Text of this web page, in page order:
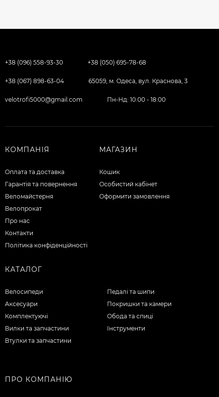
+38 (096) 558-93-30 +38 (050) 695-78-68
+38 (067) 898-63-04 65059, м. Одеса, вул. Краснова, 3
velotrofi5000@gmail.com Пн-Нд: 10:00 - 18:00
КОМПАНІЯ
Оплата та доставка
Гарантія та повернення
Веломайстерня
Велопрокат
Про нас
Контакти
Політика конфіденційності
МАГАЗИН
Кошик
Особистий кабінет
Оформити замовлення
КАТАЛОГ
Велосипеди
Аксесуари
Комплектуючі
Вилки та запчастини
Втулки та запчастини
Педалі та шипи
Покришки та камери
Обода та спиці
Інструменти
ПРО КОМПАНІЮ